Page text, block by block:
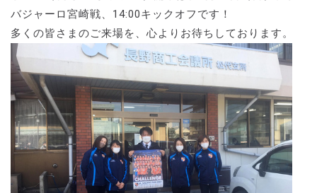
バジャーロ宮崎戦、14:00キックオフです！
多くの皆さまのご来場を、心よりお待ちしております。